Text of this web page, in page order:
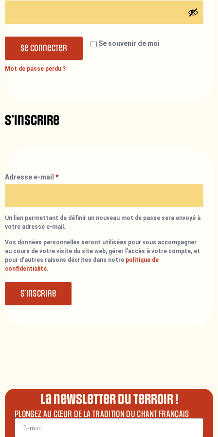
Se souvenir de moi
Se connecter
Mot de passe perdu ?
S’inscrire
Adresse e-mail *
Un lien permettant de définir un nouveau mot de passe sera envoyé à
votre adresse e-mail.
Vos données personnelles seront utilisées pour vous accompagner
au cours de votre visite du site web, gérer l’accès à votre compte, et
pour d’autres raisons décrites dans notre politique de
confidentialité.
S’inscrire
La newsletter du terroir !
PLONGEZ AU CŒUR DE LA TRADITION DU CHANT FRANÇAIS